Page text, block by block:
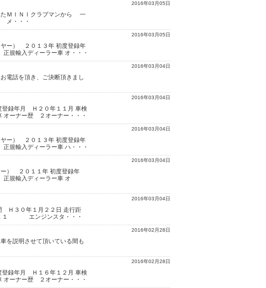
たＭＩＮＩクラブマンから 一
・・・
2016年03月05日
ヤー） ２０１３年 初度登録年
規輸入ディーラー車 オ・・・
2016年03月05日
電話を頂き、ご決断頂きまし
2016年03月04日
登録年月 Ｈ２０年１１月 車検
ーナー歴 ２オーナー・・・
2016年03月04日
ヤー） ２０１３年 初度登録年
規輸入ディーラー車 ハ・・・
2016年03月04日
ー） ２０１１年 初度登録年
規輸入ディーラー車 オ
2016年03月04日
Ｈ３０年１月２２日 走行距
ｘ１ エンジンスタ・・・
2016年03月04日
を説明させて頂いている間も
2016年02月28日
登録年月 Ｈ１６年１２月 車検
ーナー歴 ２オーナー・・・
2016年02月28日